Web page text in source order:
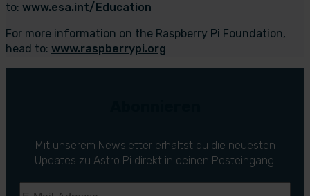
to: www.esa.int/Education
For more information on the Raspberry Pi Foundation,
head to: www.raspberrypi.org
Mit unserem Newsletter erhältst du die neuesten
Updates zu Astro Pi direkt in deinen Posteingang.